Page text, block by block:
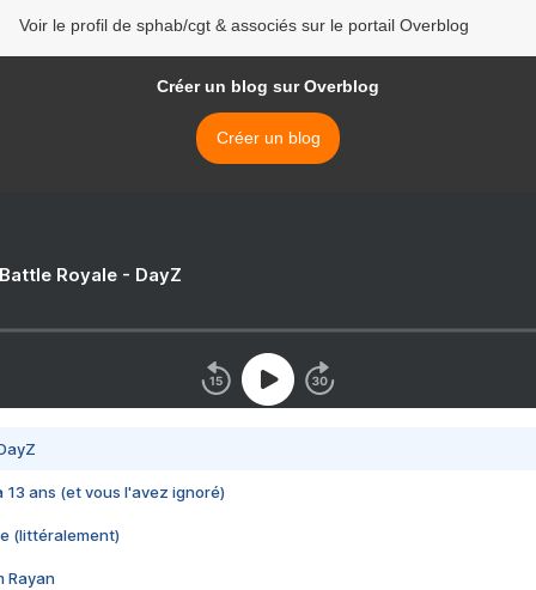
Voir le profil de sphab/cgt & associés sur le portail Overblog
Créer un blog sur Overblog
Créer un blog
Royale - DayZ
13 ans (et vous l'avez ignoré)
(littéralement)
Rayan